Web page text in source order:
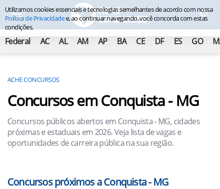
Federal AC AL AM AP BA CE DF ES GO
ACHE CONCURSOS
Concursos em Conquista - MG
Concursos públicos abertos em Conquista - MG, cidades
próximas e estaduais em 2026. Veja lista de vagas e
oportunidades de carreira pública na sua região.
Concursos próximos a Conquista - MG
Utilizamos cookies essenciais e tecnologias semelhantes de acordo com nossa
Política de Privacidadee, ao continuar navegando, você concorda com estas
condições.